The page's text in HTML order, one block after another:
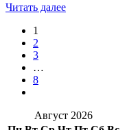
Читать далее
1
2
3
…
8
Август 2026